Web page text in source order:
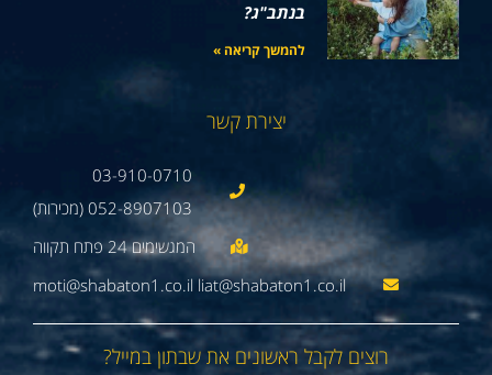
בנתב"ג?
להמשך קריאה »
יצירת קשר
03-910-0710
052-8907103 (מכירות)
moti@shabaton1.co.il liat@shabaton1.co.il
רוצים לקבל ראשונים את שבתון במייל?